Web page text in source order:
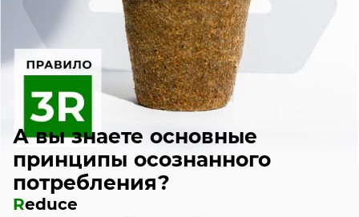
А вы знаете основные
принципы осознанного
потребления?
Reduce